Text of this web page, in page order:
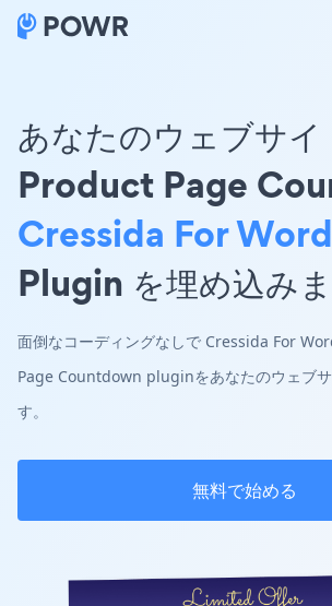
あなたのウェブサ
Product Page
Cressida For
Plugin を埋め込みま
面倒なコーディングなしで Cressida For
Page Countdown pluginをあなたのウェブサ
す。
無料で始める